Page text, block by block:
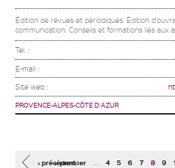
Édition de revues et périodiques. Édition
communication. Conseils et formations liés aux
Tel. :
E-mail :
Site web :
PROVENCE-ALPES-CÔTE D'AZUR
Pages
« premier
‹ précédent 4 5 6 7 8 9